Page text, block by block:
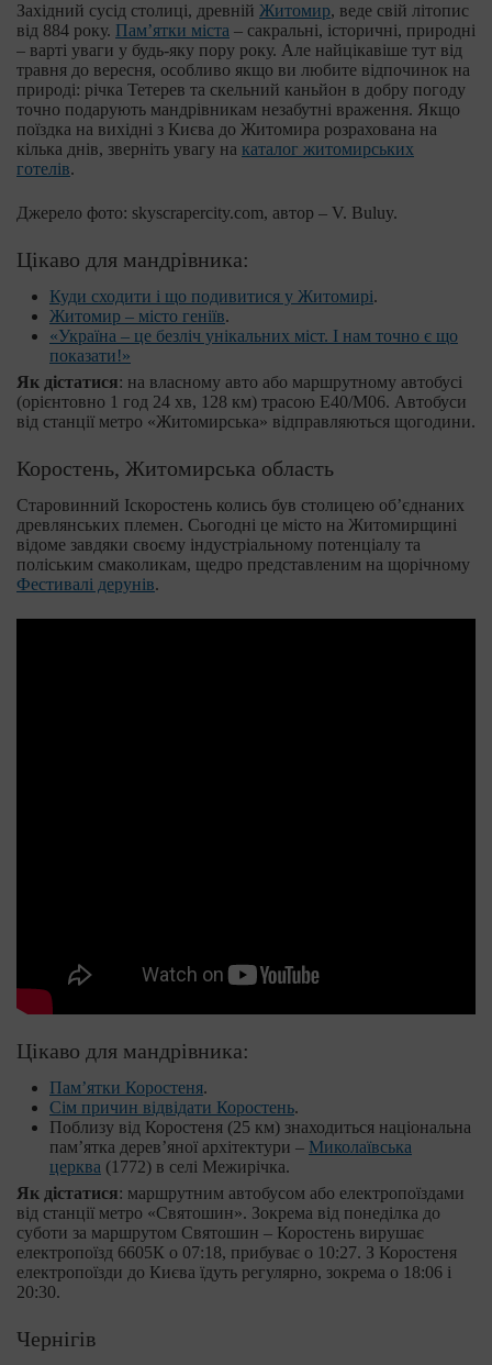
Західний сусід столиці, древній Житомир, веде свій літопис
від 884 року. Пам’ятки міста – сакральні, історичні, природні
– варті уваги у будь-яку пору року. Але найцікавіше тут від
травня до вересня, особливо якщо ви любите відпочинок на
природі: річка Тетерев та скельний каньйон в добру погоду
точно подарують мандрівникам незабутні враження. Якщо
поїздка на вихідні з Києва до Житомира розрахована на
кілька днів, зверніть увагу на каталог житомирських
готелів.
Джерело фото: skyscrapercity.com, автор – V. Buluy.
Цікаво для мандрівника:
Куди сходити і що подивитися у Житомирі.
Житомир – місто геніїв.
«Україна – це безліч унікальних міст. І нам точно є що
показати!»
Як дістатися: на власному авто або маршрутному автобусі
(орієнтовно 1 год 24 хв, 128 км) трасою Е40/М06. Автобуси
від станції метро «Житомирська» відправляються щогодини.
Коростень, Житомирська область
Старовинний Іскоростень колись був столицею об’єднаних
древлянських племен. Сьогодні це місто на Житомирщині
відоме завдяки своєму індустріальному потенціалу та
поліським смаколикам, щедро представленим на щорічному
Фестивалі дерунів.
Цікаво для мандрівника:
Пам’ятки Коростеня.
Сім причин відвідати Коростень.
Поблизу від Коростеня (25 км) знаходиться національна
пам’ятка дерев’яної архітектури – Миколаївська
церква (1772) в селі Межирічка.
Як дістатися: маршрутним автобусом або електропоїздами
від станції метро «Святошин». Зокрема від понеділка до
суботи за маршрутом Святошин – Коростень вирушає
електропоїзд 6605К о 07:18, прибуває о 10:27. З Коростеня
електропоїзди до Києва їдуть регулярно, зокрема о 18:06 і
20:30.
Чернігів